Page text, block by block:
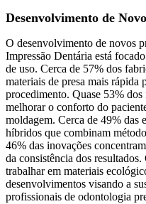
Desenvolvimento de
O desenvolvimento de novos
Impressão Dentária está
de uso. Cerca de 57% dos
materiais de presa mais rápida
procedimento. Quase 53%
melhorar o conforto do
moldagem. Cerca de 49% das
híbridos que combinam
46% das inovações
da consistência dos
trabalhar em materiais
desenvolvimentos visando a
profissionais de odontologia